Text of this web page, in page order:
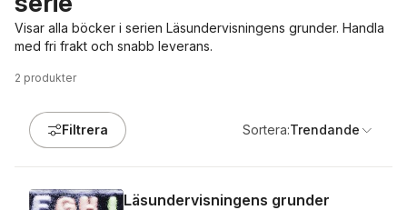
Visar alla böcker i serien Läsundervisningens grunder. Handla
med fri frakt och snabb leverans.
2 produkter
Filtrera Sortera:Trendande
Läsundervisningens grunder